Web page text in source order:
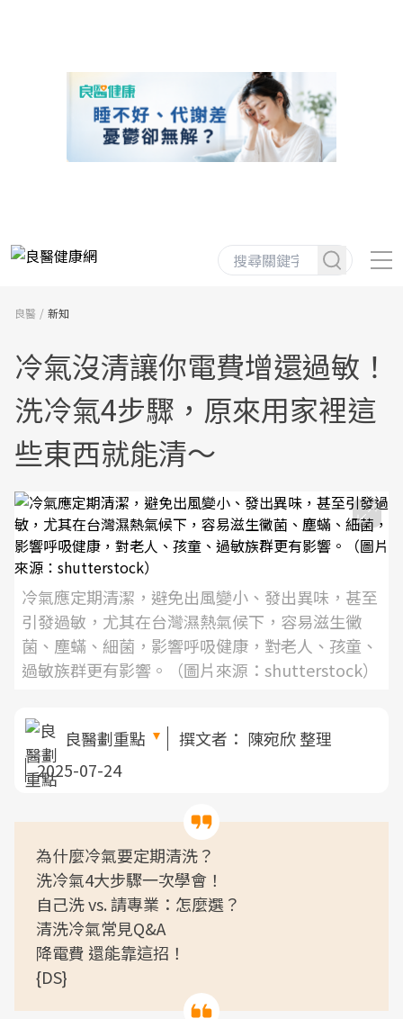
良醫 新知
冷氣沒清讓你電費增還過敏！
洗冷氣4步驟，原來用家裡這
些東西就能清～
冷氣應定期清潔，避免出風變小、發出異味，甚至
引發過敏，尤其在台灣濕熱氣候下，容易滋生黴
菌、塵蟎、細菌，影響呼吸健康，對老人、孩童、
過敏族群更有影響。（圖片來源：shutterstock）
良醫劃重點 撰文者： 陳宛欣 整理
2025-07-24
為什麼冷氣要定期清洗？
洗冷氣4大步驟一次學會！
自己洗 vs. 請專業：怎麼選？
清洗冷氣常見Q&A
降電費 還能靠這招！
{DS}